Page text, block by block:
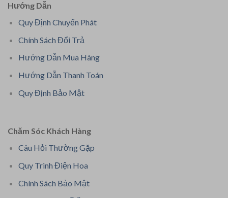
Hướng Dẫn
Quy Định Chuyển Phát
Chính Sách Đổi Trả
Hướng Dẫn Mua Hàng
Hướng Dẫn Thanh Toán
Quy Định Bảo Mật
Chăm Sóc Khách Hàng
Câu Hỏi Thường Gặp
Quy Trình Điện Hoa
Chính Sách Bảo Mật